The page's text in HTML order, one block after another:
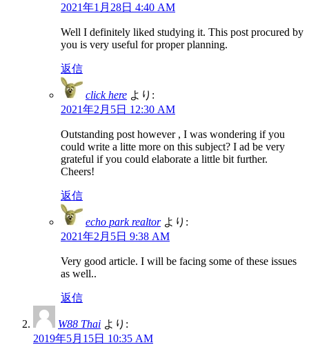
2021年1月28日 4:40 AM
Well I definitely liked studying it. This post procured by
you is very useful for proper planning.
返信
click here より:
2021年2月5日 12:30 AM
Outstanding post however , I was wondering if you
could write a litte more on this subject? I ad be very
grateful if you could elaborate a little bit further.
Cheers!
返信
echo park realtor より:
2021年2月5日 9:38 AM
Very good article. I will be facing some of these issues
as well..
返信
W88 Thai より:
2019年5月15日 10:35 AM